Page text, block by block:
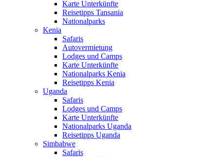
Karte Unterkünfte
Reisetipps Tansania
Nationalparks
Kenia
Safaris
Autovermietung
Lodges und Camps
Karte Unterkünfte
Nationalparks Kenia
Reisetipps Kenia
Uganda
Safaris
Lodges und Camps
Karte Unterkünfte
Nationalparks Uganda
Reisetipps Uganda
Simbabwe
Safaris